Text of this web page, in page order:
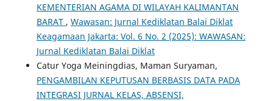
KEMENTERIAN AGAMA DI WILAYAH KALIMANTAN
BARAT , Wawasan: Jurnal Kediklatan Balai Diklat
Keagamaan Jakarta: Vol. 6 No. 2 (2025): WAWASAN:
Jurnal Kediklatan Balai Diklat
Catur Yoga Meiningdias, Maman Suryaman,
PENGAMBILAN KEPUTUSAN BERBASIS DATA PADA
INTEGRASI JURNAL KELAS, ABSENSI,